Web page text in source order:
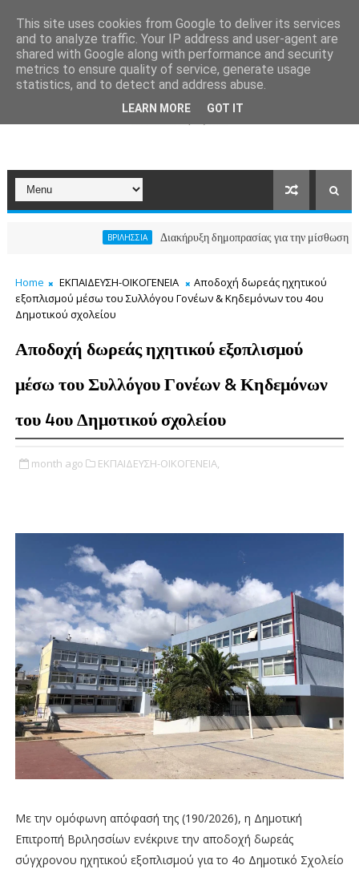
Διακήρυξη δημοπρασίας για την μίσθωση
Home ΕΚΠΑΙΔΕΥΣΗ-ΟΙΚΟΓΕΝΕΙΑ
Αποδοχή δωρεάς ηχητικού
εξοπλισμού μέσω του Συλλόγου Γονέων & Κηδεμόνων του 4ου
Δημοτικού σχολείου
Αποδοχή δωρεάς ηχητικού εξοπλισμού
μέσω του Συλλόγου Γονέων & Κηδεμόνων
του 4ου Δημοτικού σχολείου
month ago ΕΚΠΑΙΔΕΥΣΗ-ΟΙΚΟΓΕΝΕΙΑ,
Με την ομόφωνη απόφασή της (190/2026), η Δημοτική
Επιτροπή Βριλησσίων ενέκρινε την αποδοχή δωρεάς
σύγχρονου ηχητικού εξοπλισμού για το 4ο Δημοτικό Σχολείο
This site uses cookies from Google to deliver its services
and to analyze traffic. Your IP address and user-agent are
shared with Google along with performance and security
metrics to ensure quality of service, generate usage
statistics, and to detect and address abuse.
LEARN MORE GOT IT